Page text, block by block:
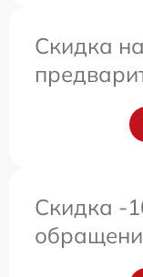
Скидка
Скидка -